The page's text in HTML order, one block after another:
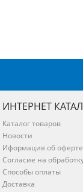
ИНТЕРНЕТ
Каталог товаров
Новости
Иформация об оферте
Согласие на
Способы оплаты
Доставка